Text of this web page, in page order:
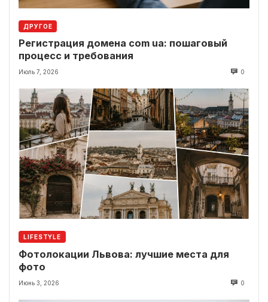
ДРУГОЕ
Регистрация домена com ua: пошаговый
процесс и требования
Июль 7, 2026 0
LIFESTYLE
Фотолокации Львова: лучшие места для
фото
Июнь 3, 2026 0